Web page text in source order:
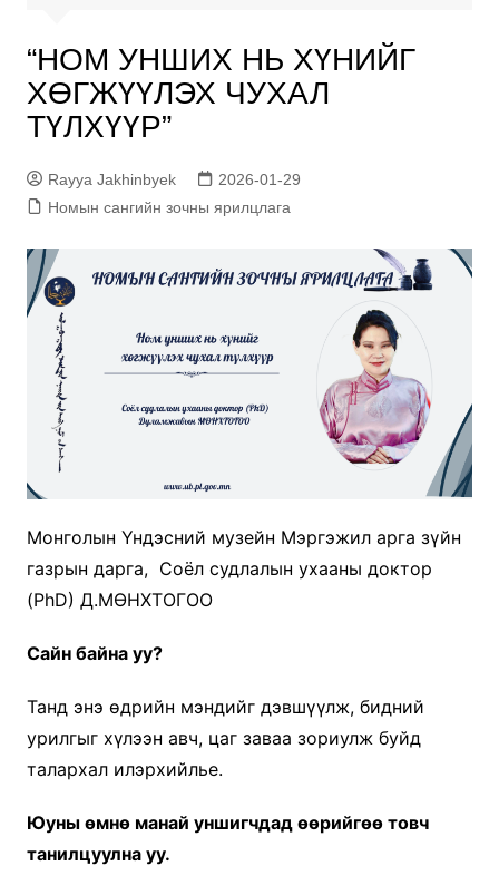
“НОМ УНШИХ НЬ ХҮНИЙГ
ХӨГЖҮҮЛЭХ ЧУХАЛ
ТҮЛХҮҮР”
Rayya Jakhinbyek
2026-01-29
Номын сангийн зочны ярилцлага
Монголын Үндэсний музейн Мэргэжил арга зүйн
газрын дарга, Соёл судлалын ухааны доктор
(PhD) Д.МӨНХТОГОО
Сайн байна уу?
Танд энэ өдрийн мэндийг дэвшүүлж, бидний
урилгыг хүлээн авч, цаг заваа зориулж буйд
талархал илэрхийлье.
Юуны өмнө манай уншигчдад өөрийгөө товч
танилцуулна уу.